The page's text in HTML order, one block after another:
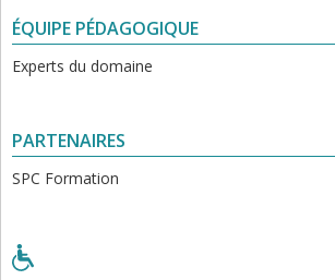
ÉQUIPE PÉDAGOGIQUE
Experts du domaine
PARTENAIRES
SPC Formation